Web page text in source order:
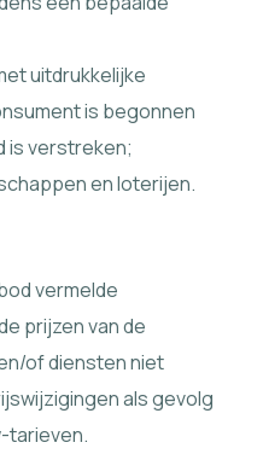
uitdrukkelijke
is begonnen
is verstreken;
en loterijen.
vermelde
prijzen van de
of diensten niet
als gevolg
tarieven.